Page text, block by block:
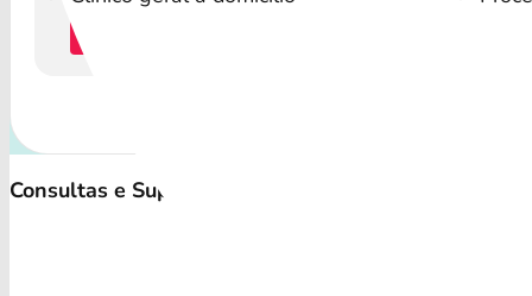
Consultas e Suporte Veterinário Irrestrito